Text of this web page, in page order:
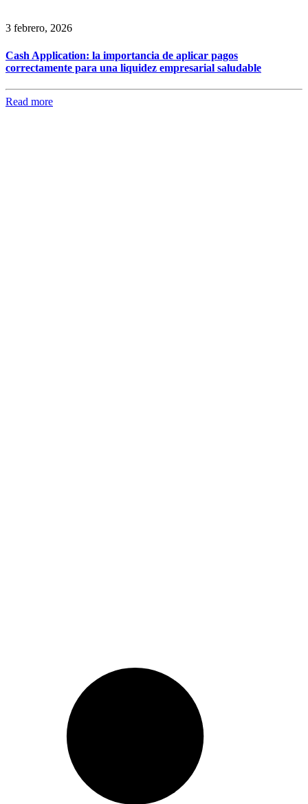
3 febrero, 2026
Cash Application: la importancia de aplicar pagos
correctamente para una liquidez empresarial saludable
Read more